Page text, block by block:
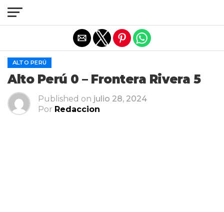
ALTO PERÚ
Alto Perú 0 – Frontera Rivera 5
Published on julio 28, 2024
Por Redaccion